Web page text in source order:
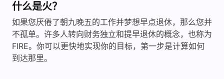
什么是火？
如果您厌倦了朝九晚五的工作并梦想早点退休，那么您并
不孤单。许多人转向财务独立和提早退休的概念，也称为
FIRE。你可以更快地实现你的目标，第一步是计算如何
到达那里。